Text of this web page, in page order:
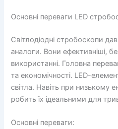
Основні переваги LED
Світлодіодні стробоскопи
аналоги. Вони ефективніші,
використанні. Головна
та економічності. LED-
світла. Навіть при низькому
робить їх ідеальними для
Основні переваги: